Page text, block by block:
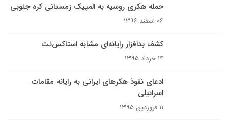
حمله هکری روسیه به المپیک زمستانی کره‌ جنوبی
۰۶ اسفند ۱۳۹۶
کشف بدافزار رایانه‌ای مشابه استاکس‌نت
۱۴ خرداد ۱۳۹۵
ادعای نفوذ هکرهای ایرانی به رایانه مقامات
اسرائیلی
۱۱ فروردین ۱۳۹۵